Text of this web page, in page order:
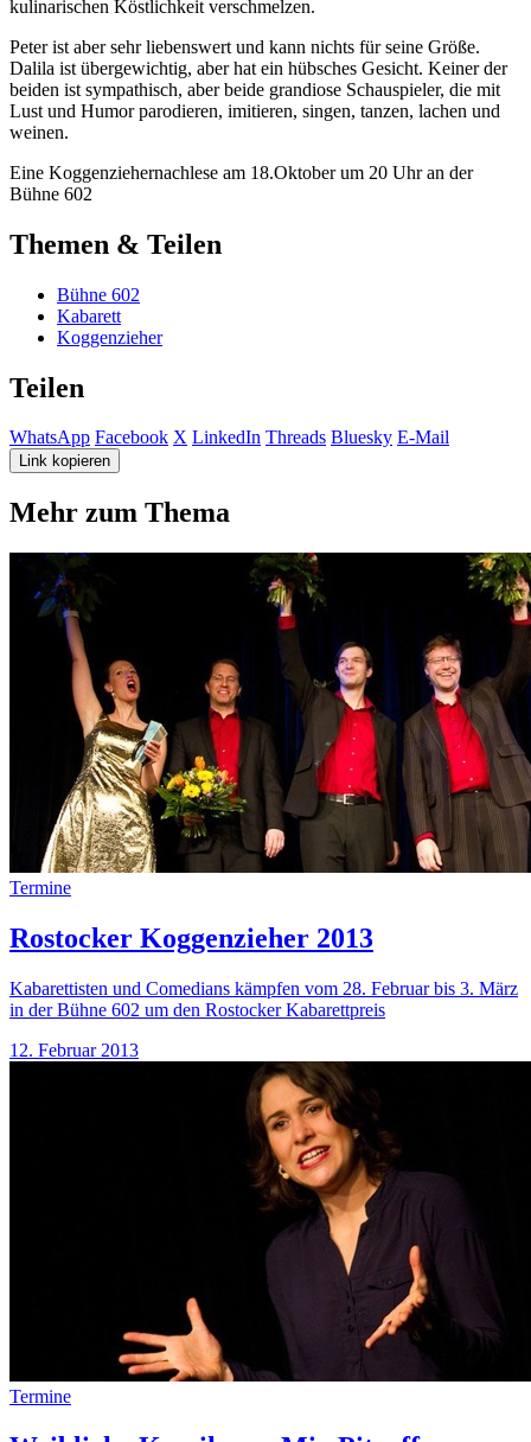
kulinarischen Köstlichkeit verschmelzen.
Peter ist aber sehr liebenswert und kann nichts für seine Größe.
Dalila ist übergewichtig, aber hat ein hübsches Gesicht. Keiner der
beiden ist sympathisch, aber beide grandiose Schauspieler, die mit
Lust und Humor parodieren, imitieren, singen, tanzen, lachen und
weinen.
Eine Koggenziehernachlese am 18.Oktober um 20 Uhr an der
Bühne 602
Themen & Teilen
Bühne 602
Kabarett
Koggenzieher
Teilen
WhatsApp Facebook X LinkedIn Threads Bluesky E-Mail
Link kopieren
Mehr zum Thema
Termine
Rostocker Koggenzieher 2013
Kabarettisten und Comedians kämpfen vom 28. Februar bis 3. März
in der Bühne 602 um den Rostocker Kabarettpreis
12. Februar 2013
Termine